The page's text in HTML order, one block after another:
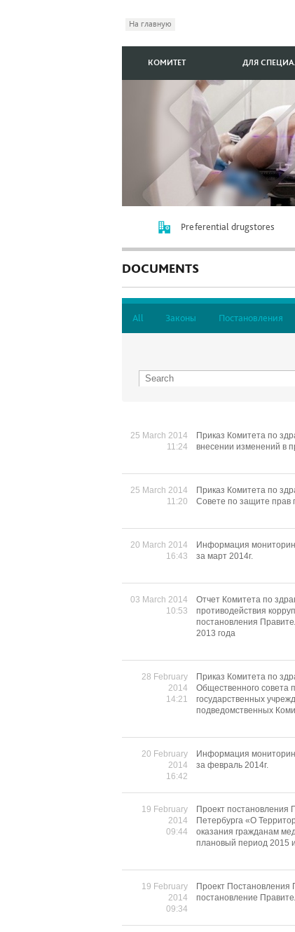
На главную
КОМИТЕТ ДЛЯ
Preferential drugstores
DOCUMENTS
All Законы Постановления
25 March 2014
11:24
Приказ Комитета по
внесении изменений в
25 March 2014
11:20
Приказ Комитета по
Совете по защите прав
20 March 2014
16:43
Информация
за март 2014г.
03 March 2014
10:53
Отчет Комитета по
противодействия
постановления
2013 года
28 February
2014
14:21
Приказ Комитета по
Общественного совета
государственных
подведомственных
20 February
2014
16:42
Информация
за февраль 2014г.
19 February
2014
09:44
Проект постановления
Петербурга «О
оказания гражданам
плановый период 2015
19 February
2014
09:34
Проект Постановления
постановление